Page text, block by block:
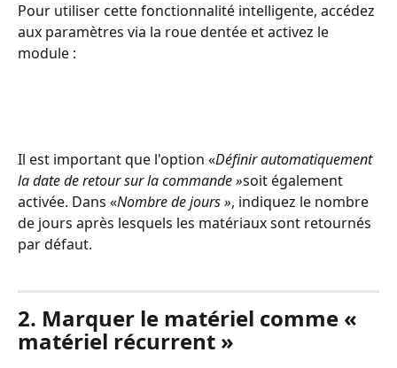
Pour utiliser cette fonctionnalité intelligente, accédez
aux paramètres via la roue dentée et activez le
module :
Il est important que l'option «Définir automatiquement
la date de retour sur la commande »soit également
activée. Dans «Nombre de jours », indiquez le nombre
de jours après lesquels les matériaux sont retournés
par défaut.
2. Marquer le matériel comme «
matériel récurrent »